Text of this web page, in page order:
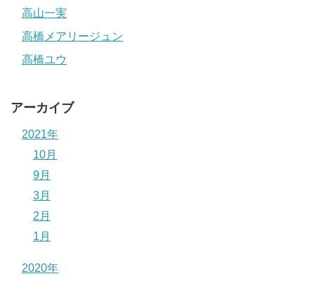
高山一実
高橋メアリージュン
高橋ユウ
アーカイブ
2021年
10月
9月
3月
2月
1月
2020年